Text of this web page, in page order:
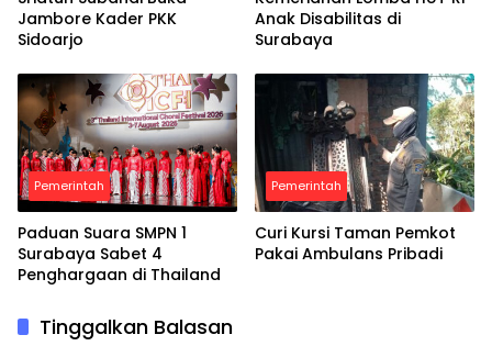
Jambore Kader PKK
Sidoarjo
Anak Disabilitas di
Surabaya
Pemerintah
Paduan Suara SMPN 1
Surabaya Sabet 4
Penghargaan di Thailand
Pemerintah
Curi Kursi Taman Pemkot
Pakai Ambulans Pribadi
Tinggalkan Balasan